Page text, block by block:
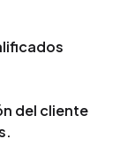
del cliente